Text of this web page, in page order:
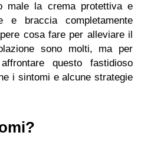
male la crema protettiva e
e braccia completamente
cosa fare per alleviare il
sono molti, ma per
questo fastidioso
i sintomi e alcune strategie